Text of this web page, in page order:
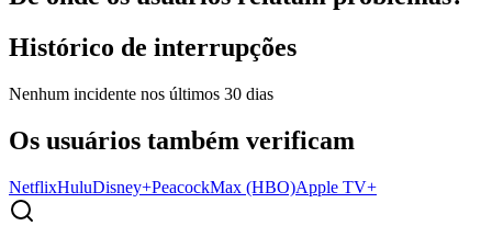
Histórico de interrupções
Nenhum incidente nos últimos 30 dias
Os usuários também verificam
NetflixHuluDisney+PeacockMax (HBO)Apple TV+